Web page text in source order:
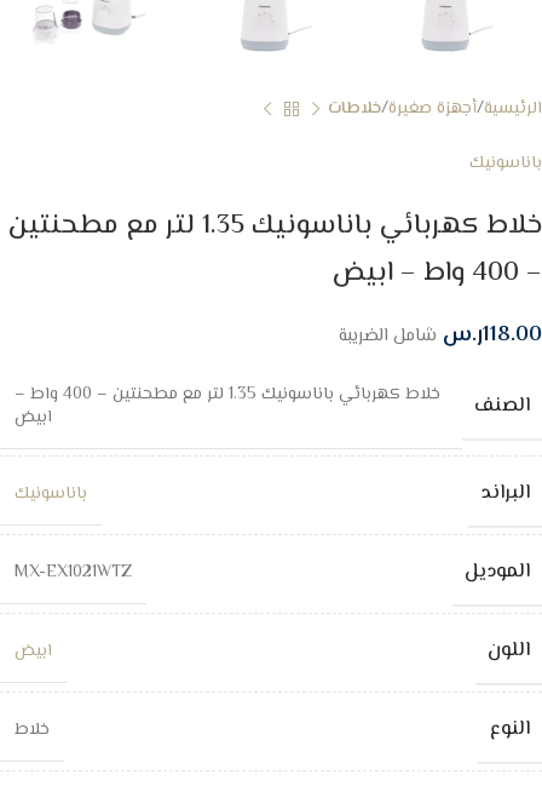
الرئيسية أجهزة صغيرة خلاطات
باناسونيك
خلاط كهربائي باناسونيك 1.35 لتر مع مطحنتين
– 400 واط – ابيض
118.00ر.س شامل الضريبة
الصنف
خلاط كهربائي باناسونيك 1.35 لتر مع مطحنتين – 400 واط –
ابيض
البراند باناسونيك
الموديل MX-EX1021WTZ
اللون ابيض
النوع خلاط